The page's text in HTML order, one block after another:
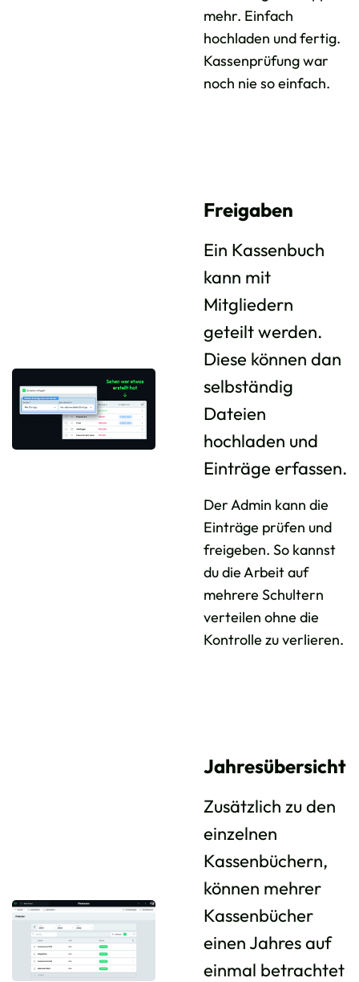
mehr. Einfach
hochladen und fertig.
Kassenprüfung war
noch nie so einfach.
Freigaben
Ein Kassenbuch
kann mit
Mitgliedern
geteilt werden.
Diese können dan
selbständig
Dateien
hochladen und
Einträge erfassen.
Der Admin kann die
Einträge prüfen und
freigeben. So kannst
du die Arbeit auf
mehrere Schultern
verteilen ohne die
Kontrolle zu verlieren.
Jahresübersicht
Zusätzlich zu den
einzelnen
Kassenbüchern,
können mehrer
Kassenbücher
einen Jahres auf
einmal betrachtet